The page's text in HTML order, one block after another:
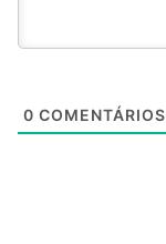
0 COMENTÁRIOS